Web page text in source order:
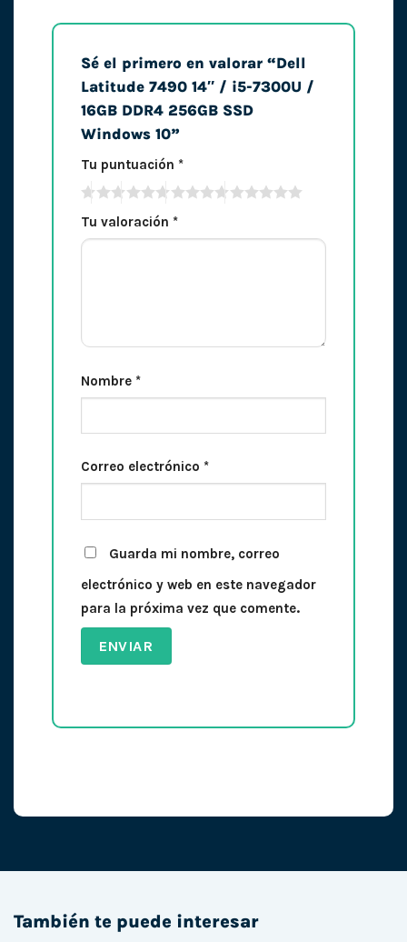
Sé el primero en valorar “Dell
Latitude 7490 14″ / i5-7300U /
16GB DDR4 256GB SSD
Windows 10”
Tu puntuación *
Tu valoración *
Nombre *
Correo electrónico *
Guarda mi nombre, correo
electrónico y web en este navegador
para la próxima vez que comente.
También te puede interesar